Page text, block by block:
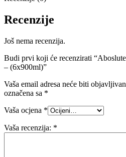
Recenzije
Još nema recenzija.
Budi prvi koji će recenzirati
– (6x900ml)”
Vaša email adresa neće biti
označena sa *
Vaša ocjena *
Vaša recenzija: *